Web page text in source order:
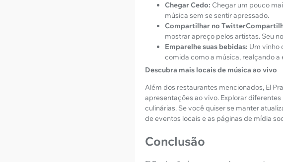
Chegar Cedo: Chegar um pouco
música sem se sentir apressado.
Compartilhar no
mostrar apreço pelos artistas. Seu
Emparelhe suas bebidas: Um vinho
comida como a música, realçando a
Descubra mais locais de música ao vivo
Além dos restaurantes mencionados, El
apresentações ao vivo. Explorar
culinárias. Se você quiser se manter
de eventos locais e as páginas de mídia
Conclusão